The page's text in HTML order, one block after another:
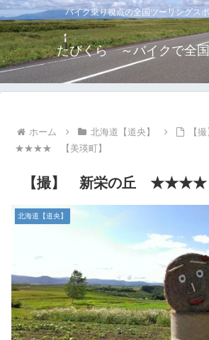
バイク乗り視点の全国ツーリングス
たびくら ～バイクで全
ホーム 北海道【道央】
【
★★★★ 【美瑛町】
【撮】 新栄の丘 ★★★★
北海道【道央】